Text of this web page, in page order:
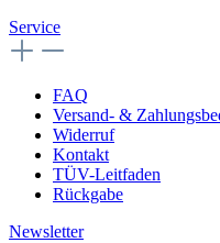
Service
FAQ
Versand- &
Widerruf
Kontakt
TÜV-Leitfaden
Rückgabe
Newsletter